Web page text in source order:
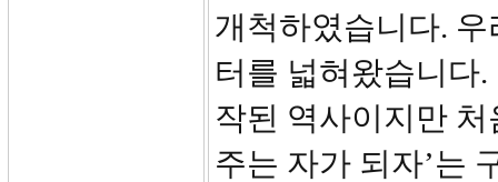
개척하였습니다.
터를 넓혀왔습니다.
작된 역사이지만
주는 자가 되자’는